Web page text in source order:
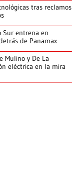
tras reclamos
Sur entrena en
de Panamax
Mulino y De La
eléctrica en la mira